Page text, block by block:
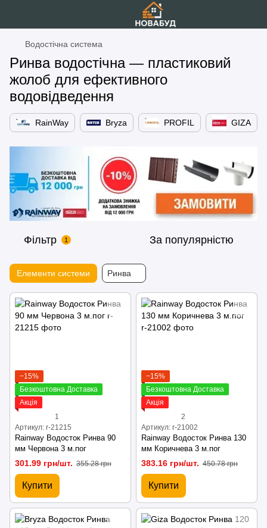
Водостічна система
Ринва водостічна — пластиковий
жолоб для ефективного
водовідведення
RainWay Bryza PROFIL GIZA
Фільтр 1 За популярністю
Елементи системи Ринва
−15%
Безкоштовна Доставка
Акція
1
Артикул: r-21215
Rainway Водосток Ринва 90
мм Червона 3 м.пог
301.99 грн/шт. 355.28 грн
Купити
−15%
Безкоштовна Доставка
Акція
2
Артикул: r-21002
Rainway Водосток Ринва 130
мм Коричнева 3 м.пог
383.16 грн/шт. 450.78 грн
Купити